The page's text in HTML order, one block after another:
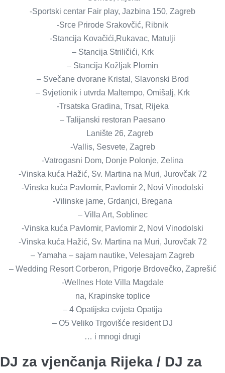
-Sportski centar Fair play, Jazbina 150, Zagreb
-Srce Prirode Srakovčić, Ribnik
-Stancija Kovačići,Rukavac, Matulji
– Stancija Striličići, Krk
– Stancija Kožljak Plomin
– Svečane dvorane Kristal, Slavonski Brod
– Svjetionik i utvrda Maltempo, Omišalj, Krk
-Trsatska Gradina, Trsat, Rijeka
– Talijanski restoran Paesano
Lanište 26, Zagreb
-Vallis, Sesvete, Zagreb
-Vatrogasni Dom, Donje Polonje, Zelina
-Vinska kuća Hažić, Sv. Martina na Muri, Jurovčak 72
-Vinska kuća Pavlomir, Pavlomir 2, Novi Vinodolski
-Vilinske jame, Grdanjci, Bregana
– Villa Art, Soblinec
-Vinska kuća Pavlomir, Pavlomir 2, Novi Vinodolski
-Vinska kuća Hažić, Sv. Martina na Muri, Jurovčak 72
– Yamaha – sajam nautike, Velesajam Zagreb
– Wedding Resort Corberon, Prigorje Brdovečko, Zaprešić
-Wellnes Hote Villa Magdale
na, Krapinske toplice
– 4 Opatijska cvijeta Opatija
– O5 Veliko Trgovišće resident DJ
… i mnogi drugi
DJ za vjenčanja Rijeka / DJ za